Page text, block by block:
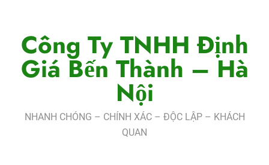
contentCông Ty TNHH Định
Giá Bến Thành – Hà
Nội
NHANH CHÓNG – CHÍNH XÁC – ĐỘC LẬP – KHÁCH
QUAN